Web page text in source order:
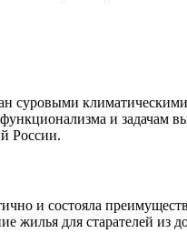
суровыми
и
России.
и состояла
жилья для старателей